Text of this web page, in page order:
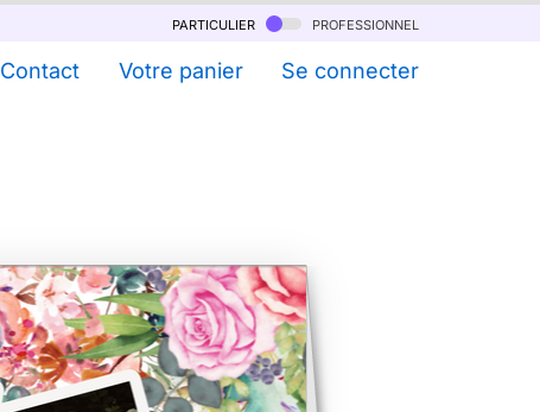
particulier professionnel
Contact Votre panier Se connecter